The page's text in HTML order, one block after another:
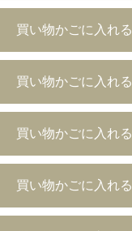
買い物かごに入れる
買い物かごに入れる
買い物かごに入れる
買い物かごに入れる